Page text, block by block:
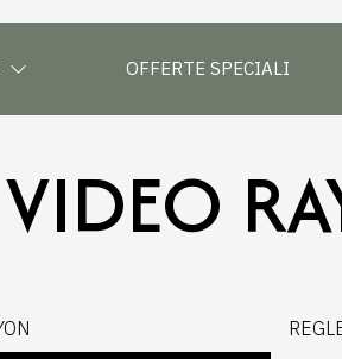
OFFERTE SPECIALI
VIDEO